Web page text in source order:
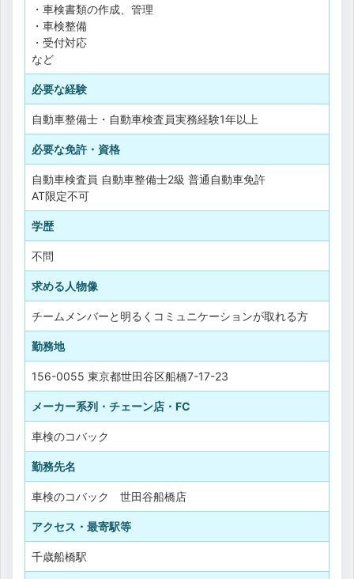
・車検書類の作成、管理
・車検整備
・受付対応
など
必要な経験
自動車整備士・自動車検査員実務経験1年以上
必要な免許・資格
自動車検査員 自動車整備士2級 普通自動車免許
AT限定不可
学歴
不問
求める人物像
チームメンバーと明るくコミュニケーションが取れる方
勤務地
156-0055 東京都世田谷区船橋7-17-23
メーカー系列・チェーン店・FC
車検のコバック
勤務先名
車検のコバック 世田谷船橋店
アクセス・最寄駅等
千歳船橋駅